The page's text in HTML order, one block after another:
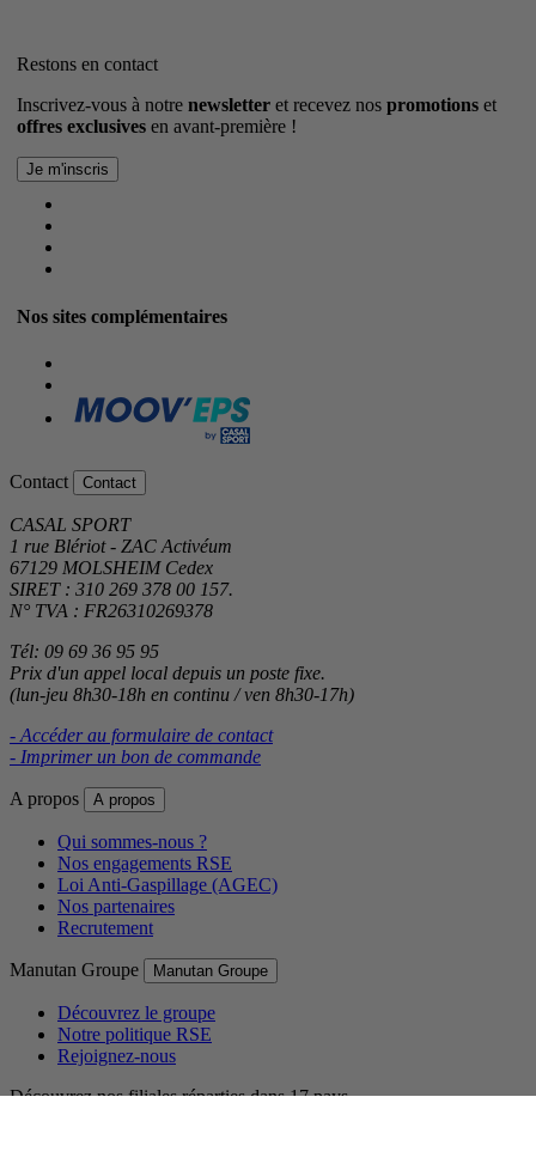
Restons en contact
Inscrivez-vous à notre newsletter et recevez nos promotions et
offres exclusives en avant-première !
Nos sites complémentaires
Contact Contact
CASAL SPORT
1 rue Blériot - ZAC Activéum
67129 MOLSHEIM Cedex
SIRET : 310 269 378 00 157.
N° TVA : FR26310269378
Tél: 09 69 36 95 95
Prix d'un appel local depuis un poste fixe.
(lun-jeu 8h30-18h en continu / ven 8h30-17h)
- Accéder au formulaire de contact
- Imprimer un bon de commande
A propos A propos
Qui sommes-nous ?
Nos engagements RSE
Loi Anti-Gaspillage (AGEC)
Nos partenaires
Recrutement
Manutan Groupe Manutan Groupe
Découvrez le groupe
Notre politique RSE
Rejoignez-nous
Découvrez nos filiales réparties dans 17 pays.